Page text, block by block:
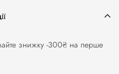
знижку -300₴ на перше